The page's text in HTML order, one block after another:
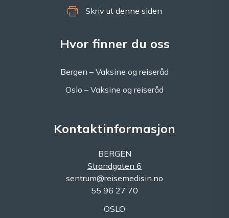
Skriv ut denne siden
Hvor finner du oss
Bergen – Vaksine og reiseråd
Oslo – Vaksine og reiseråd
Kontaktinformasjon
BERGEN
Strandgaten 6
sentrum@reisemedisin.no
55 96 27 70
OSLO